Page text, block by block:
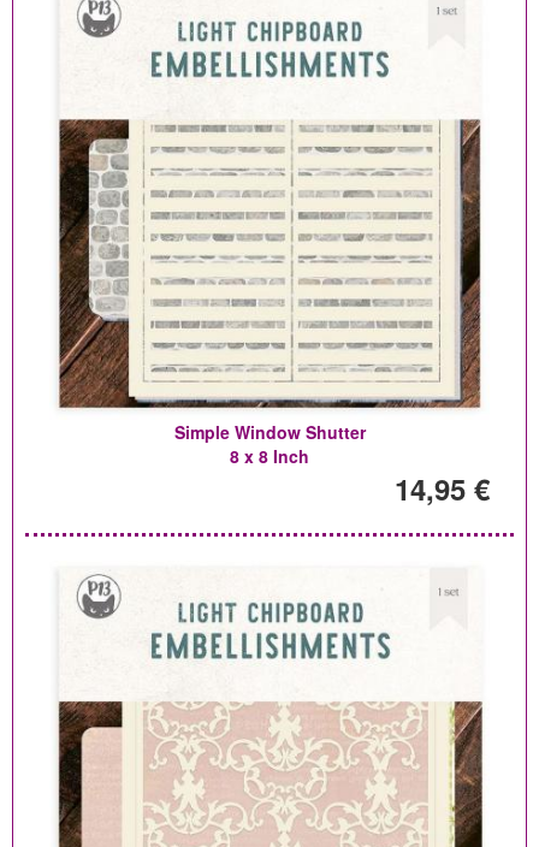
Simple Window Shutter
8 x 8 Inch
14,95 €